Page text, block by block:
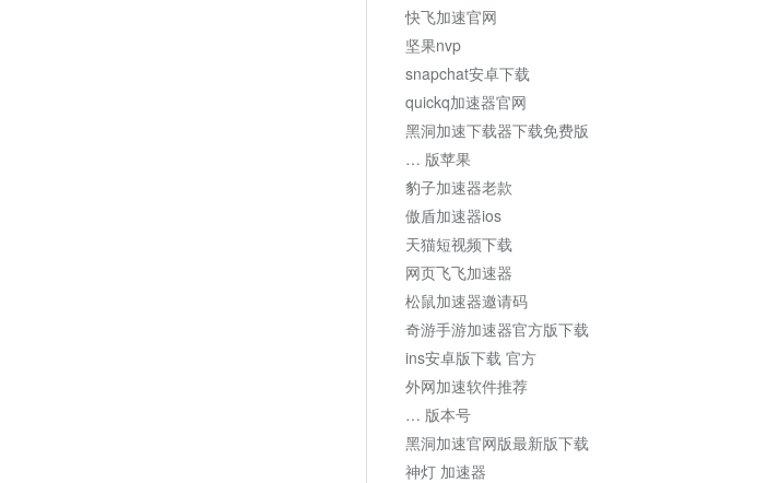
快飞加速官网
坚果nvp
snapchat安卓下载
quickq加速器官网
黑洞加速下载器下载免费版
… 版苹果
豹子加速器老款
傲盾加速器ios
天猫短视频下载
网页飞飞加速器
松鼠加速器邀请码
奇游手游加速器官方版下载
ins安卓版下载 官方
外网加速软件推荐
… 版本号
黑洞加速官网版最新版下载
神灯 加速器